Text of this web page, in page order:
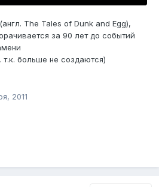
The Tales of Dunk and Egg),
за 90 лет до событий
больше не создаются)
2011